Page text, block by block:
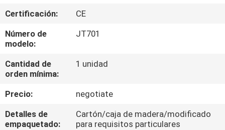
VIAJE
DE
LA
CONTROL
Certificación:
CE
Número de
modelo:
JT701
Cantidad de
orden mínima:
1 unidad
Precio:
negotiate
Detalles de
empaquetado:
Cartón/caja de madera/modificado
para requisitos particulares